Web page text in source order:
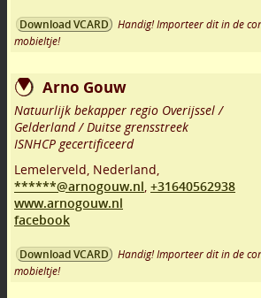
Download VCARD
Handig! Importeer dit in de
mobieltje!
Arno Gouw
Natuurlijk bekapper regio Overijssel /
Gelderland / Duitse grensstreek
ISNHCP gecertificeerd
Lemelerveld, Nederland,
******@arnogouw.nl, +31640562938
www.arnogouw.nl
facebook
Download VCARD
Handig! Importeer dit in de
mobieltje!